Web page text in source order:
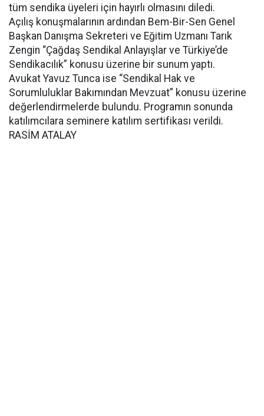
tüm sendika üyeleri için hayırlı olmasını diledi.
Açılış konuşmalarının ardından Bem-Bir-Sen Genel
Başkan Danışma Sekreteri ve Eğitim Uzmanı Tarık
Zengin “Çağdaş Sendikal Anlayışlar ve Türkiye’de
Sendikacılık” konusu üzerine bir sunum yaptı.
Avukat Yavuz Tunca ise “Sendikal Hak ve
Sorumluluklar Bakımından Mevzuat” konusu üzerine
değerlendirmelerde bulundu. Programın sonunda
katılımcılara seminere katılım sertifikası verildi.
RASİM ATALAY